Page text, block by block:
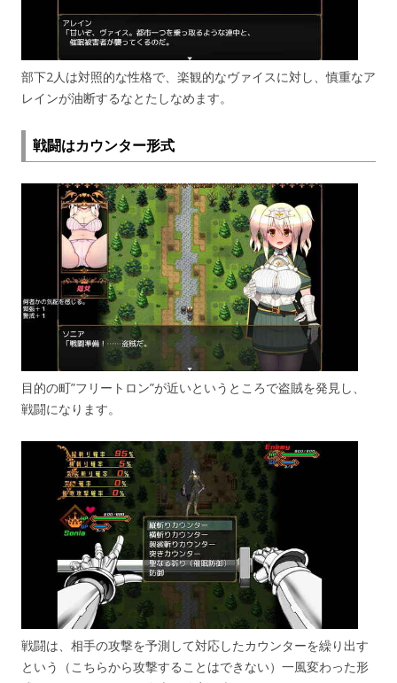
部下2人は対照的な性格で、楽観的なヴァイスに対し、慎重なア
レインが油断するなとたしなめます。
戦闘はカウンター形式
目的の町”フリートロン”が近いというところで盗賊を発見し、
戦闘になります。
戦闘は、相手の攻撃を予測して対応したカウンターを繰り出す
という（こちらから攻撃することはできない）一風変わった形